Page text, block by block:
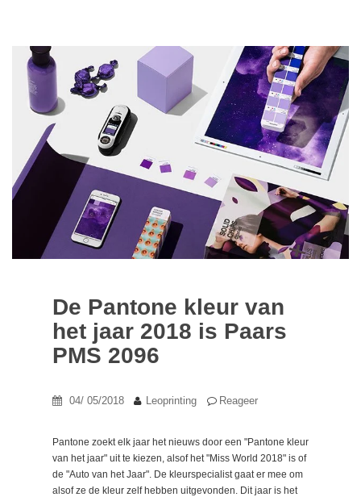
De Pantone kleur van
het jaar 2018 is Paars
PMS 2096
04/ 05/2018 Leoprinting Reageer
Pantone zoekt elk jaar het nieuws door een "Pantone kleur
van het jaar" uit te kiezen, alsof het "Miss World 2018" is of
de "Auto van het Jaar". De kleurspecialist gaat er mee om
alsof ze de kleur zelf hebben uitgevonden. Dit jaar is het